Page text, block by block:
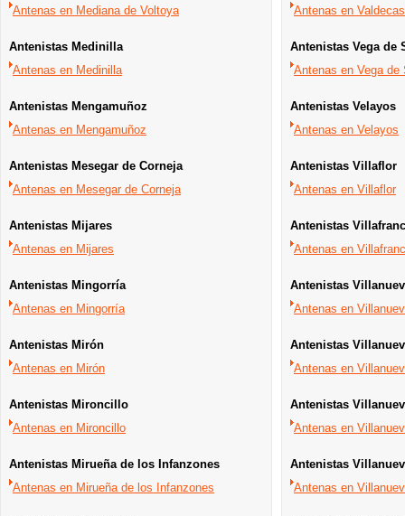
Antenas en Mediana de Voltoya
Antenistas Medinilla
Antenas en Medinilla
Antenistas Mengamuñoz
Antenas en Mengamuñoz
Antenistas Mesegar de Corneja
Antenas en Mesegar de Corneja
Antenistas Mijares
Antenas en Mijares
Antenistas Mingorría
Antenas en Mingorría
Antenistas Mirón
Antenas en Mirón
Antenistas Mironcillo
Antenas en Mironcillo
Antenistas Mirueña de los Infanzones
Antenas en Mirueña de los Infanzones
Antenas en
Antenistas Vega de
Antenas en Vega de
Antenistas Velayos
Antenas en Velayos
Antenistas Villaflor
Antenas en Villaflor
Antenistas
Antenas en
Antenistas
Antenas en
Antenistas
Antenas en
Antenistas
Antenas en
Antenistas
Antenas en